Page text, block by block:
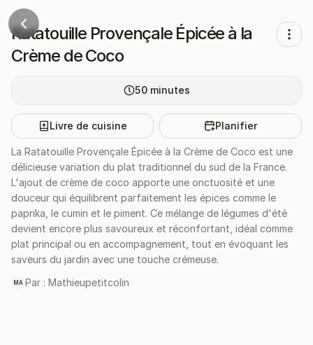
Ratatouille Provençale Épicée à la
Crème de Coco
50 minutes
Livre de cuisine Planifier
La Ratatouille Provençale Épicée à la Crème de Coco est une
délicieuse variation du plat traditionnel du sud de la France.
L'ajout de crème de coco apporte une onctuosité et une
douceur qui équilibrent parfaitement les épices comme le
paprika, le cumin et le piment. Ce mélange de légumes d'été
devient encore plus savoureux et réconfortant, idéal comme
plat principal ou en accompagnement, tout en évoquant les
saveurs du jardin avec une touche crémeuse.
MA Par : Mathieupetitcolin